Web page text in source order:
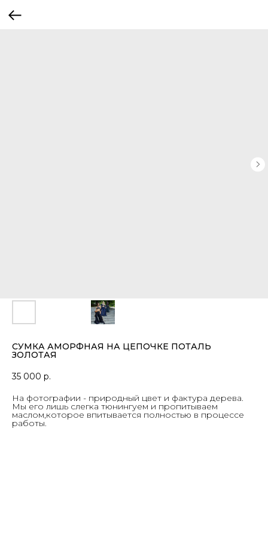
СУМКА АМОРФНАЯ НА ЦЕПОЧКЕ ПОТАЛЬ
ЗОЛОТАЯ
35 000 р.
На фотографии - природный цвет и фактура дерева.
Мы его лишь слегка тюнингуем и пропитываем
маслом,которое впитывается полностью в процессе
работы.